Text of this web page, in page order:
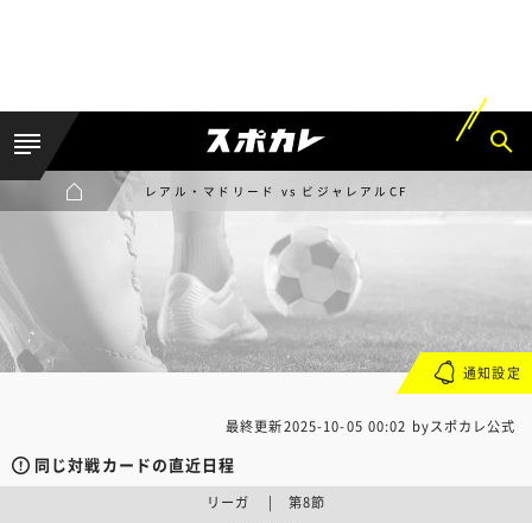
レアル・マドリード vs ビジャレアルCF
最終更新2025-10-05 00:02 byスポカレ公式
同じ対戦カードの直近日程
リーガ | 第8節
通知設定